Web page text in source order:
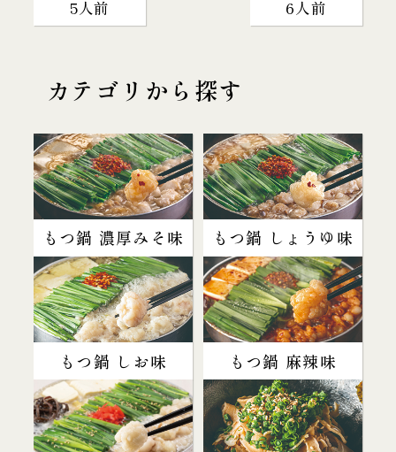
5人前 6人前
カテゴリから探す
もつ鍋 濃厚みそ味 もつ鍋 しょうゆ味
もつ鍋 しお味 もつ鍋 麻辣味